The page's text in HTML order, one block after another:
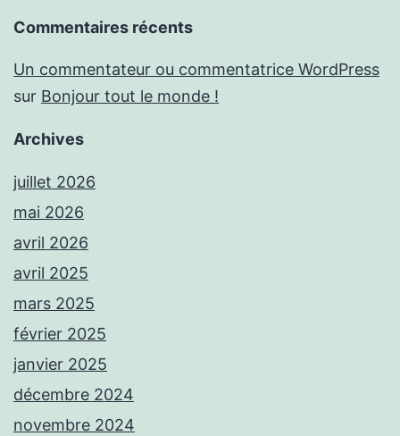
Commentaires récents
Un commentateur ou commentatrice WordPress
sur Bonjour tout le monde !
Archives
juillet 2026
mai 2026
avril 2026
avril 2025
mars 2025
février 2025
janvier 2025
décembre 2024
novembre 2024